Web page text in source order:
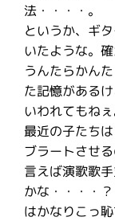
法・・・・。
というか、ギ
いたような。
うんたらかん
た記憶がある
いわれてもねぇ
最近の子たち
ブラートさせ
言えば演歌歌
かな・・・・
はかなりこっ